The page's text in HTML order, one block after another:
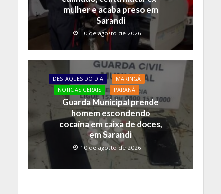
mulher e acaba preso em
Sarandi
10 de agosto de 2026
DESTAQUES DO DIA
MARINGÁ
NOTICIAS GERAIS
PARANÁ
Guarda Municipal prende
homem escondendo
cocaína em caixa de doces,
em Sarandi
10 de agosto de 2026